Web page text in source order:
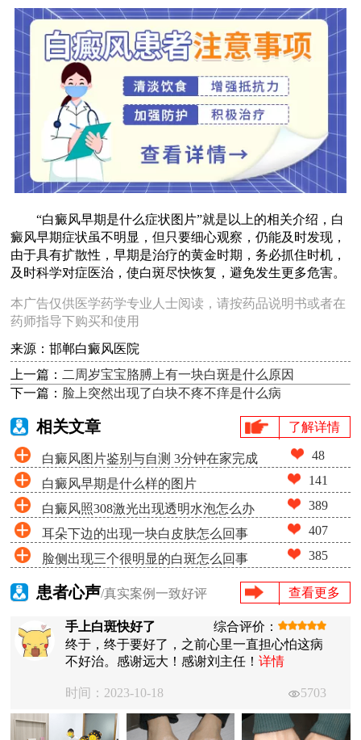
“白癜风早期是什么症状图片”就是以上的相关介绍，白
癜风早期症状虽不明显，但只要细心观察，仍能及时发现，
由于具有扩散性，早期是治疗的黄金时期，务必抓住时机，
及时科学对症医治，使白斑尽快恢复，避免发生更多危害。
本广告仅供医学药学专业人士阅读，请按药品说明书或者在
药师指导下购买和使用
来源：邯郸白癜风医院
上一篇： 二周岁宝宝胳膊上有一块白斑是什么原因
下一篇： 脸上突然出现了白块不疼不痒是什么病
相关文章 了解详情
白癜风图片鉴别与自测 3分钟在家完成
白斑筛查
48
白癜风早期是什么样的图片 141
白癜风照308激光出现透明水泡怎么办 389
耳朵下边的出现一块白皮肤怎么回事 407
脸侧出现三个很明显的白斑怎么回事 385
患者心声/真实案例一致好评 查看更多
手上白斑快好了
综合评价：
终于，终于要好了，之前心里一直担心怕这病
不好治。感谢远大！感谢刘主任！详情
时间：2023-10-18 5703